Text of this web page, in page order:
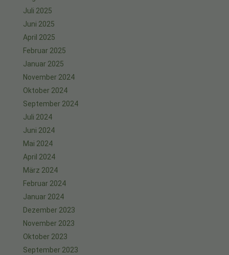
Juli 2025
Juni 2025
April 2025
Februar 2025
Januar 2025
November 2024
Oktober 2024
September 2024
Juli 2024
Juni 2024
Mai 2024
April 2024
März 2024
Februar 2024
Januar 2024
Dezember 2023
November 2023
Oktober 2023
September 2023